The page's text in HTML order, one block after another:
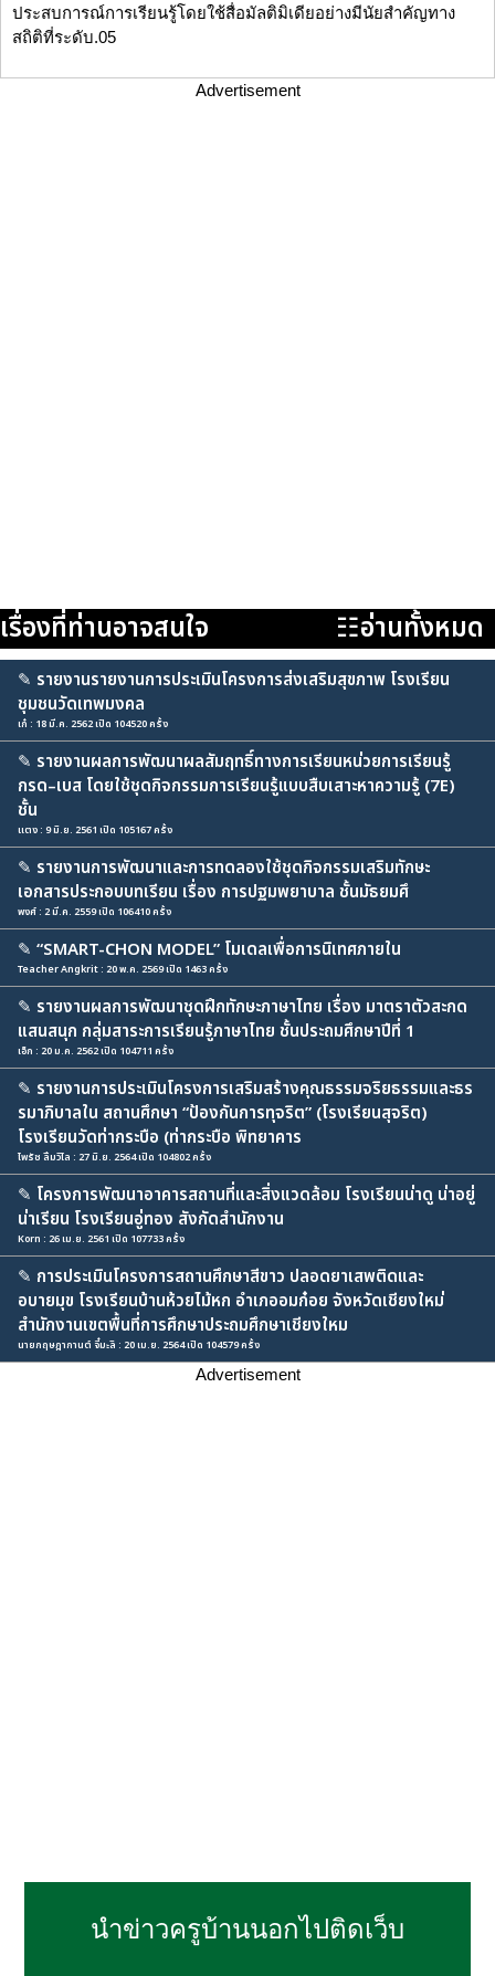
ประสบการณ์การเรียนรู้โดยใช้สื่อมัลติมิเดียอย่างมีนัยสำคัญทาง
สถิติที่ระดับ.05
Advertisement
เรื่องที่ท่านอาจสนใจ ☷อ่านทั้งหมด
✎ รายงานรายงานการประเมินโครงการส่งเสริมสุขภาพ โรงเรียน
ชุมชนวัดเทพมงคล
เก๋ : 18 มี.ค. 2562 เปิด 104520 ครั้ง
✎ รายงานผลการพัฒนาผลสัมฤทธิ์ทางการเรียนหน่วยการเรียนรู้
กรด–เบส โดยใช้ชุดกิจกรรมการเรียนรู้แบบสืบเสาะหาความรู้ (7E)
ชั้น
แตง : 9 มิ.ย. 2561 เปิด 105167 ครั้ง
✎ รายงานการพัฒนาและการทดลองใช้ชุดกิจกรรมเสริมทักษะ
เอกสารประกอบบทเรียน เรื่อง การปฐมพยาบาล ชั้นมัธยมศึ
พงศ์ : 2 มี.ค. 2559 เปิด 106410 ครั้ง
✎ “SMART-CHON MODEL” โมเดลเพื่อการนิเทศภายใน
Teacher Angkrit : 20 พ.ค. 2569 เปิด 1463 ครั้ง
✎ รายงานผลการพัฒนาชุดฝึกทักษะภาษาไทย เรื่อง มาตราตัวสะกด
แสนสนุก กลุ่มสาระการเรียนรู้ภาษาไทย ชั้นประถมศึกษาปีที่ 1
เอ็ก : 20 ม.ค. 2562 เปิด 104711 ครั้ง
✎ รายงานการประเมินโครงการเสริมสร้างคุณธรรมจริยธรรมและธร
รมาภิบาลใน สถานศึกษา “ป้องกันการทุจริต” (โรงเรียนสุจริต)
โรงเรียนวัดท่ากระบือ (ท่ากระบือ พิทยาคาร
ไพรัช ลิ้มวิไล : 27 มิ.ย. 2564 เปิด 104802 ครั้ง
✎ โครงการพัฒนาอาคารสถานที่และสิ่งแวดล้อม โรงเรียนน่าดู น่าอยู่
น่าเรียน โรงเรียนอู่ทอง สังกัดสำนักงาน
Korn : 26 เม.ย. 2561 เปิด 107733 ครั้ง
✎ การประเมินโครงการสถานศึกษาสีขาว ปลอดยาเสพติดและ
อบายมุข โรงเรียนบ้านห้วยไม้หก อำเภออมก๋อย จังหวัดเชียงใหม่
สำนักงานเขตพื้นที่การศึกษาประถมศึกษาเชียงใหม
นายกฤษฎากานต์ จี๋มะลิ : 20 เม.ย. 2564 เปิด 104579 ครั้ง
Advertisement
นำข่าวครูบ้านนอกไปติดเว็บ